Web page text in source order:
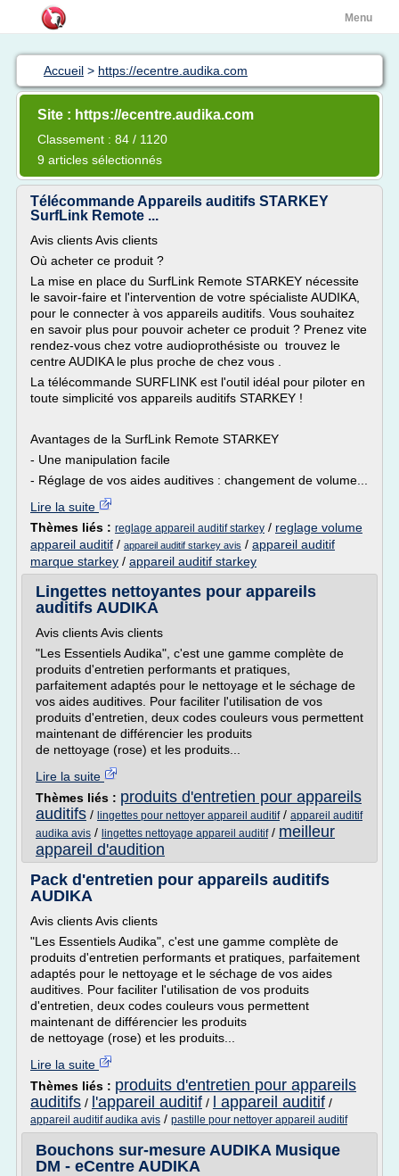
Menu
Accueil > https://ecentre.audika.com
Site : https://ecentre.audika.com
Classement : 84 / 1120
9 articles sélectionnés
Télécommande Appareils auditifs STARKEY
SurfLink Remote ...
Avis clients Avis clients
Où acheter ce produit ?
La mise en place du SurfLink Remote STARKEY nécessite
le savoir-faire et l'intervention de votre spécialiste AUDIKA,
pour le connecter à vos appareils auditifs. Vous souhaitez
en savoir plus pour pouvoir acheter ce produit ? Prenez vite
rendez-vous chez votre audioprothésiste ou trouvez le
centre AUDIKA le plus proche de chez vous .
La télécommande SURFLINK est l'outil idéal pour piloter en
toute simplicité vos appareils auditifs STARKEY !
Avantages de la SurfLink Remote STARKEY
- Une manipulation facile
- Réglage de vos aides auditives : changement de volume...
Lire la suite
Thèmes liés : reglage appareil auditif starkey / reglage volume
appareil auditif / appareil auditif starkey avis / appareil auditif
marque starkey / appareil auditif starkey
Lingettes nettoyantes pour appareils
auditifs AUDIKA
Avis clients Avis clients
"Les Essentiels Audika", c'est une gamme complète de
produits d'entretien performants et pratiques,
parfaitement adaptés pour le nettoyage et le séchage de
vos aides auditives. Pour faciliter l'utilisation de vos
produits d'entretien, deux codes couleurs vous permettent
maintenant de différencier les produits
de nettoyage (rose) et les produits...
Lire la suite
Thèmes liés : produits d'entretien pour appareils
auditifs / lingettes pour nettoyer appareil auditif/ appareil auditif
audika avis / lingettes nettoyage appareil auditif/ meilleur
appareil d'audition
Pack d'entretien pour appareils auditifs
AUDIKA
Avis clients Avis clients
"Les Essentiels Audika", c'est une gamme complète de
produits d'entretien performants et pratiques, parfaitement
adaptés pour le nettoyage et le séchage de vos aides
auditives. Pour faciliter l'utilisation de vos produits
d'entretien, deux codes couleurs vous permettent
maintenant de différencier les produits
de nettoyage (rose) et les produits...
Lire la suite
Thèmes liés : produits d'entretien pour appareils
auditifs / l'appareil auditif / l appareil auditif /
appareil auditif audika avis / pastille pour nettoyer appareil auditif
Bouchons sur-mesure AUDIKA Musique
DM - eCentre AUDIKA